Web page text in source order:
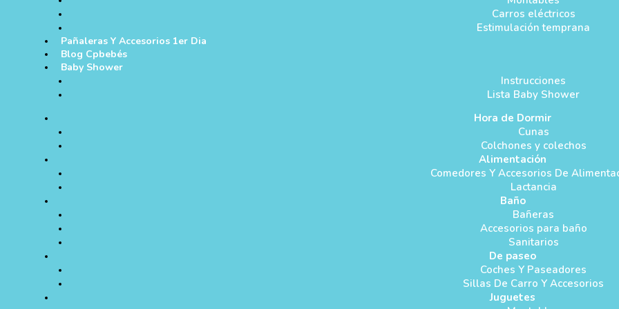
Carros eléctricos
Estimulación temprana
Pañaleras Y Accesorios 1er Dia
Blog Cpbebés
Baby Shower
Instrucciones
Lista Baby Shower
Hora de Dormir
Cunas
Colchones y colechos
Alimentación
Comedores Y Accesorios De
Lactancia
Baño
Bañeras
Accesorios para baño
Sanitarios
De paseo
Coches Y Paseadores
Sillas De Carro Y Accesorios
Juguetes